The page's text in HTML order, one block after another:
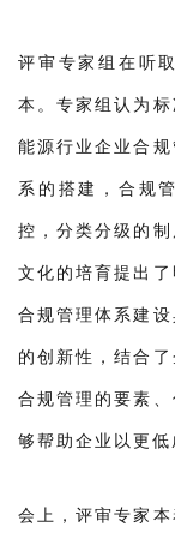
评审专家组在听
本。专家组认为
能源行业企业合
系的搭建，合规
控，分类分级的
文化的培育提出
合规管理体系建
的创新性，结合
合规管理的要素
够帮助企业以更低
会上，评审专家